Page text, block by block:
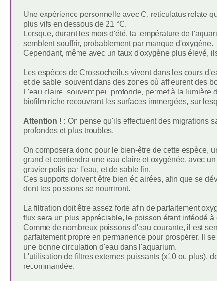
Une expérience personnelle avec C. reticulatus relate
plus vifs en dessous de 21 °C.
Lorsque, durant les mois d'été, la température de
semblent souffrir, probablement par manque d'oxygène.
Cependant, même avec un taux d'oxygène plus élevé,
Les espèces de Crossocheilus vivent dans les cours
et de sable, souvent dans des zones où affleurent des
L'eau claire, souvent peu profonde, permet à la
biofilm riche recouvrant les surfaces immergées, sur
Attention ! : On pense qu'ils effectuent des migrations
profondes et plus troubles.
On composera donc pour le bien-être de cette espèce,
grand et contiendra une eau claire et oxygénée, avec
gravier polis par l'eau, et de sable fin.
Ces supports doivent être bien éclairées, afin que se
dont les poissons se nourriront.
La filtration doit être assez forte afin de parfaitement
flux sera un plus appréciable, le poisson étant inféodé
Comme de nombreux poissons d'eau courante, il est
parfaitement propre en permanence pour prospérer. Il
une bonne circulation d'eau dans l'aquarium.
L'utilisation de filtres externes puissants (x10 ou plus),
recommandée.